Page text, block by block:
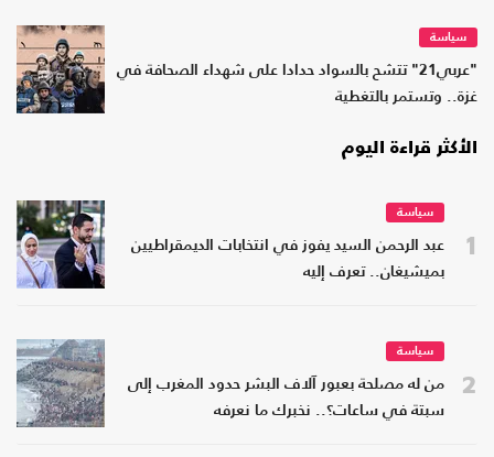
سياسة
"عربي21" تتشح بالسواد حدادا على شهداء الصحافة في
غزة.. وتستمر بالتغطية
الأكثر قراءة اليوم
1
سياسة
عبد الرحمن السيد يفوز في انتخابات الديمقراطيين
بميشيغان.. تعرف إليه
2
سياسة
من له مصلحة بعبور آلاف البشر حدود المغرب إلى
سبتة في ساعات؟.. نخبرك ما نعرفه